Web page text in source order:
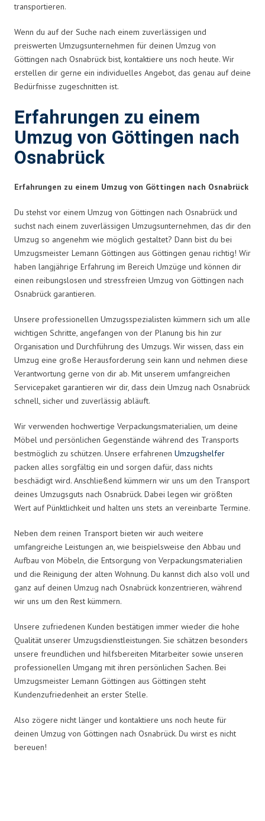
transportieren.
Wenn du auf der Suche nach einem zuverlässigen und
preiswerten Umzugsunternehmen für deinen Umzug von
Göttingen nach Osnabrück bist, kontaktiere uns noch heute. Wir
erstellen dir gerne ein individuelles Angebot, das genau auf deine
Bedürfnisse zugeschnitten ist.
Erfahrungen zu einem
Umzug von Göttingen nach
Osnabrück
Erfahrungen zu einem Umzug von Göttingen nach Osnabrück
Du stehst vor einem Umzug von Göttingen nach Osnabrück und
suchst nach einem zuverlässigen Umzugsunternehmen, das dir den
Umzug so angenehm wie möglich gestaltet? Dann bist du bei
Umzugsmeister Lemann Göttingen aus Göttingen genau richtig! Wir
haben langjährige Erfahrung im Bereich Umzüge und können dir
einen reibungslosen und stressfreien Umzug von Göttingen nach
Osnabrück garantieren.
Unsere professionellen Umzugsspezialisten kümmern sich um alle
wichtigen Schritte, angefangen von der Planung bis hin zur
Organisation und Durchführung des Umzugs. Wir wissen, dass ein
Umzug eine große Herausforderung sein kann und nehmen diese
Verantwortung gerne von dir ab. Mit unserem umfangreichen
Servicepaket garantieren wir dir, dass dein Umzug nach Osnabrück
schnell, sicher und zuverlässig abläuft.
Wir verwenden hochwertige Verpackungsmaterialien, um deine
Möbel und persönlichen Gegenstände während des Transports
bestmöglich zu schützen. Unsere erfahrenen Umzugshelfer
packen alles sorgfältig ein und sorgen dafür, dass nichts
beschädigt wird. Anschließend kümmern wir uns um den Transport
deines Umzugsguts nach Osnabrück. Dabei legen wir größten
Wert auf Pünktlichkeit und halten uns stets an vereinbarte Termine.
Neben dem reinen Transport bieten wir auch weitere
umfangreiche Leistungen an, wie beispielsweise den Abbau und
Aufbau von Möbeln, die Entsorgung von Verpackungsmaterialien
und die Reinigung der alten Wohnung. Du kannst dich also voll und
ganz auf deinen Umzug nach Osnabrück konzentrieren, während
wir uns um den Rest kümmern.
Unsere zufriedenen Kunden bestätigen immer wieder die hohe
Qualität unserer Umzugsdienstleistungen. Sie schätzen besonders
unsere freundlichen und hilfsbereiten Mitarbeiter sowie unseren
professionellen Umgang mit ihren persönlichen Sachen. Bei
Umzugsmeister Lemann Göttingen aus Göttingen steht
Kundenzufriedenheit an erster Stelle.
Also zögere nicht länger und kontaktiere uns noch heute für
deinen Umzug von Göttingen nach Osnabrück. Du wirst es nicht
bereuen!